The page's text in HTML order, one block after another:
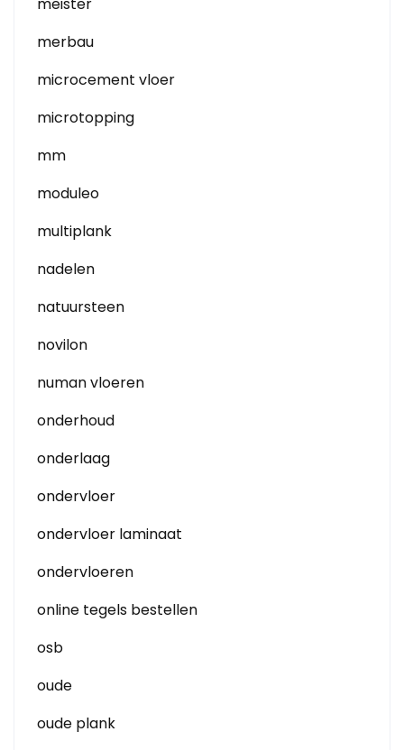
merbau
microcement vloer
microtopping
mm
moduleo
multiplank
nadelen
natuursteen
novilon
numan vloeren
onderhoud
onderlaag
ondervloer
ondervloer laminaat
ondervloeren
online tegels bestellen
osb
oude
oude plank